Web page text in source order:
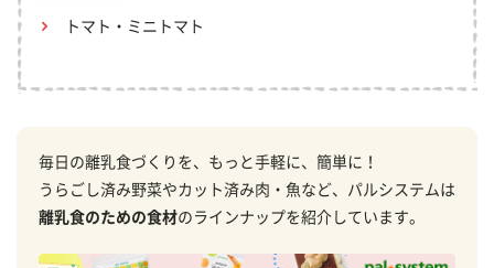
トマト・ミニトマト
毎日の離乳食づくりを、もっと手軽に、簡単に！
うらごし済み野菜やカット済み肉・魚など、パルシステムは
離乳食のための食材のラインナップを紹介しています。